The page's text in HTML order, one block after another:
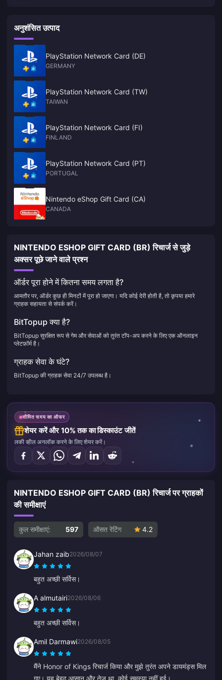
अनुशंसित उत्पाद
PlayStation Network Card (DE)
GERMANY
PlayStation Network Card (TW)
TAIWAN
PlayStation Network Card (FI)
FINLAND
PlayStation Network Card (PT)
PORTUGAL
Nintendo eShop Gift Card (CA)
CANADA
NINTENDO ESHOP GIFT CARD (BR) रिचार्ज से जुड़े
अक्सर पूछे जाने वाले प्रश्न
ऑर्डर पूरा होने में कितना समय लगता है?
आमतौर पर, ऑर्डर कुछ ही मिनटों में पूरा हो जाएगा। यदि कोई देरी होती है, तो कृपया हमारे
ग्राहक सहायता से संपर्क करें।
BitTopup क्या है?
BitTopup सुरक्षित रूप से गेम और सेवाओं को तुरंत टॉप-अप करने के लिए एक ऑनलाइन
प्लेटफ़ॉर्म है।
ग्राहक सेवा के घंटे?
BitTopup की ग्राहक सेवा 24/7 उपलब्ध है।
सीमित समय का ऑफर
शेयर करें और 10% तक का डिस्काउंट जीतें
लकी व्हील अनलॉक करने के लिए शेयर करें।
NINTENDO ESHOP GIFT CARD (BR) रिचार्ज पर ग्राहकों
की समीक्षाएं
कुल समीक्षाएं: 597 औसत रेटिंग 4.2
Jahan zaib2026/08/07
बहुत अच्छी सर्विस।
A almutairi2026/08/06
बहुत अच्छी सर्विस।
Amil Darmawi2026/08/05
मैंने Honor of Kings रिचार्ज किया और मुझे तुरंत अपने डायमंड्स मिल
गए। यह बेहद आसान और तेज़ था, कोई समस्या नहीं हुई।